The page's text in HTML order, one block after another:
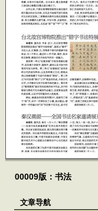
00009版：书法
文章导航